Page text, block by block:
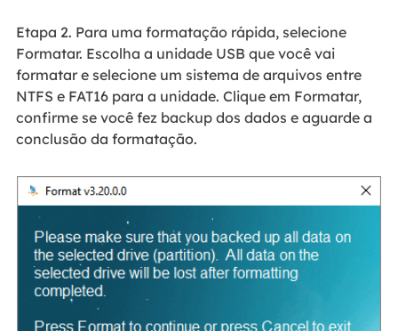
Etapa 2. Para uma formatação rápida, selecione
Formatar. Escolha a unidade USB que você vai
formatar e selecione um sistema de arquivos entre
NTFS e FAT16 para a unidade. Clique em Formatar,
confirme se você fez backup dos dados e aguarde a
conclusão da formatação.